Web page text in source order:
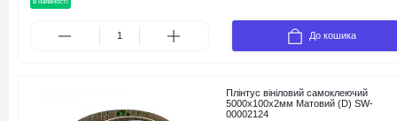
в наявності
До кошика
Плінтус вініловий самоклеючий
5000х100х2мм Матовий (D) SW-
00002124